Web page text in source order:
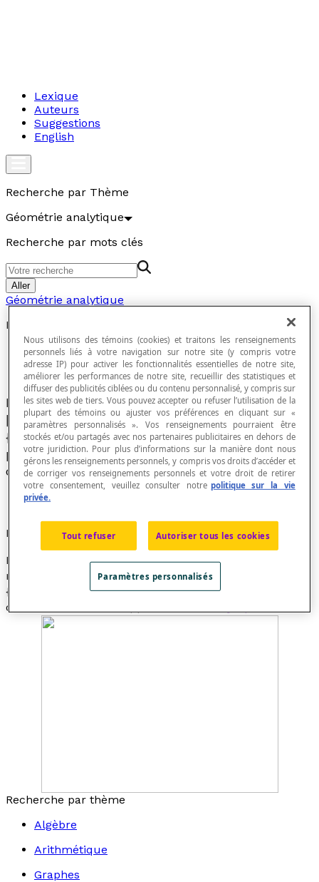
Lexique
Auteurs
Suggestions
English
Recherche par Thème
Géométrie analytique
Recherche par mots clés
Aller
Géométrie analytique
Fonction rationnelle
Fonction définie par une relation de la forme
[latex]f\left(x\right)=\dfrac{p\left(x\right)}
{q\left(x\right)}[/latex] oùp(x) etq(x) sont des
polynômes et au moins un descoefficients de
q
x) est non nul.
Exemple
La fonction
définie dans l'ensemble des nombres
réels par la relation [latex]f\left(x\right)=\dfrac {4x-2}
{x+1}[/latex] est une fonction rationnelle. Le graphique
de cette fonction fait apparaitre deux
Recherche par thème
Algèbre
Arithmétique
Graphes
Nous utilisons des témoins (cookies) et traitons les renseignements
personnels liés à votre navigation sur notre site (y compris votre
adresse IP) pour activer les fonctionnalités essentielles de notre site,
améliorer les performances de notre site, recueillir des statistiques et
diffuser des publicités ciblées ou du contenu personnalisé, y compris sur
les sites web de tiers. Vous pouvez accepter ou refuser l’utilisation de la
plupart des témoins ou ajuster vos préférences en cliquant sur «
paramètres personnalisés ». Vos renseignements pourraient être
stockés et/ou partagés avec nos partenaires publicitaires en dehors de
votre juridiction. Pour plus d’informations sur la manière dont nous
gérons les renseignements personnels, y compris vos droits d’accéder et
de corriger vos renseignements personnels et votre droit de retirer
votre consentement, veuillez consulter notre politique sur la vie
privée.
Tout refuser Autoriser tous les cookies
Paramètres personnalisés